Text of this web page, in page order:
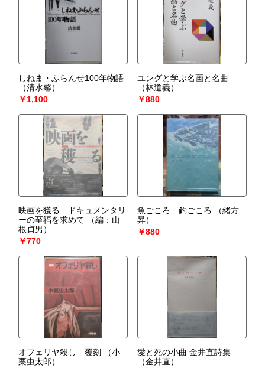
しねま・ふらんせ100年物語
（清水馨）
￥1,100
ユングと学ぶ名画と名曲
（林道義）
￥880
映画を獲る ドキュメンタリ
ーの至福を求めて
（編：山
根貞男）
￥770
魚ごころ 釣ごころ
（緒方
昇）
￥880
オフェリヤ殺し 覆刻
（小
栗虫太郎）
愛と死の小曲 金井直詩集
（金井直）